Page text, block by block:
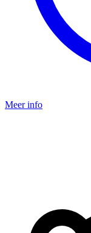
Meer info